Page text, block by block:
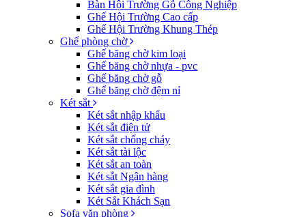
Bàn Hội Trường Gỗ Công Nghiệp
Ghế Hội Trường Cao cấp
Ghế Hội Trường Khung Thép
Ghế phòng chờ
Ghế băng chờ kim loại
Ghế băng chờ nhựa - pvc
Ghế băng chờ gỗ
Ghế băng chờ đệm nỉ
Két sẳt
Két sắt nhập khẩu
Két sắt điện tử
Két sắt chống cháy
Két sắt tài lộc
Két sắt an toàn
Két sắt Ngân hàng
Két sắt gia đình
Két Sắt Khách Sạn
Sofa văn phòng